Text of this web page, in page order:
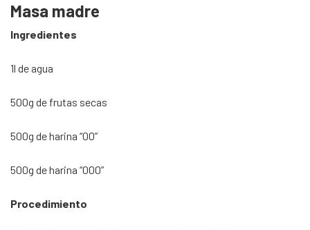
Masa madre
Ingredientes
1l de agua
500g de frutas secas
500g de harina “00”
500g de harina “000”
Procedimiento